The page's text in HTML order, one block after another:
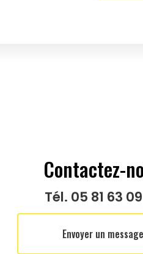
Contactez-
Tél. 05 81 63
Envoyer un message